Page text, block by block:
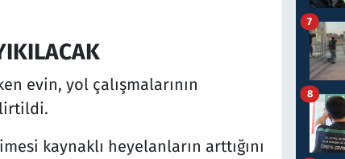
evin, yol çalışmalarının
kaynaklı heyelanların arttığını
7
8